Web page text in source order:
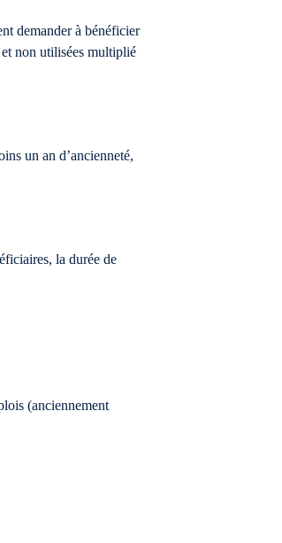
demander à bénéficier
non utilisées multiplié
un an d’ancienneté,
la durée de
(anciennement